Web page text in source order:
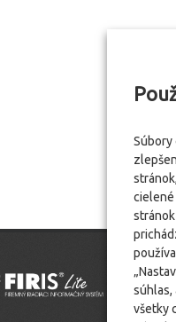
Súbory
cielené
všetky